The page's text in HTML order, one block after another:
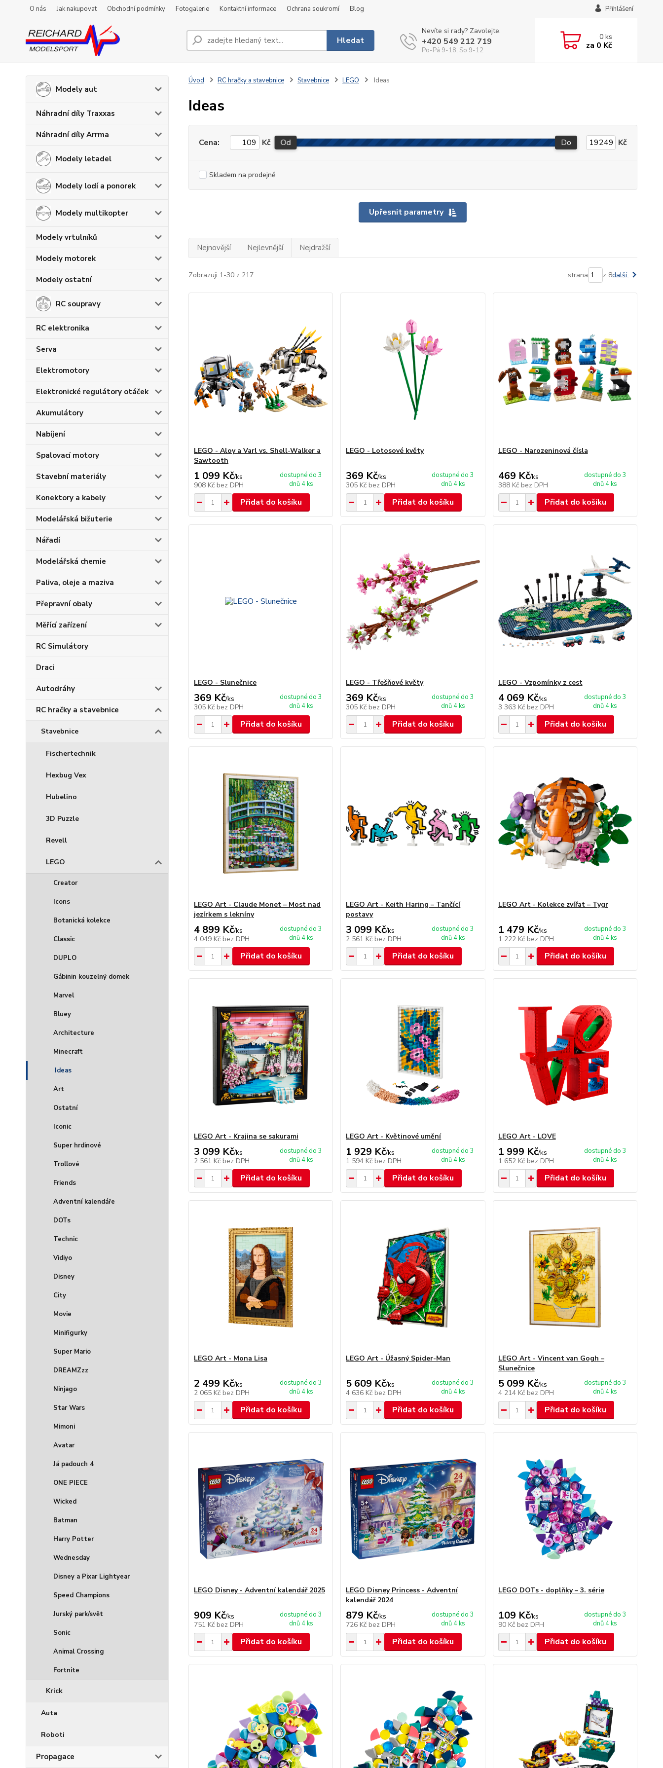
O nás Jak nakupovat Obchodní podmínky Fotogalerie Kontaktní informace Ochrana soukromí Blog Přihlášení
Hledat
Nevíte si rady? Zavolejte.
+420 549 212 719
Po-Pá 9-18, So 9-12
0ks
za 0 Kč
Modely aut
Náhradní díly Traxxas
Náhradní díly Arrma
Modely letadel
Modely lodí a ponorek
Modely multikopter
Modely vrtulníků
Modely motorek
Modely ostatní
RC soupravy
RC elektronika
Serva
Elektromotory
Elektronické regulátory otáček
Akumulátory
Nabíjení
Spalovací motory
Stavební materiály
Konektory a kabely
Modelářská bižuterie
Nářadí
Modelářská chemie
Paliva, oleje a maziva
Přepravní obaly
Měřící zařízení
RC Simulátory
Draci
Autodráhy
RC hračky a stavebnice
Stavebnice
Fischertechnik
Hexbug Vex
Hubelino
3D Puzzle
Revell
LEGO
Creator
Icons
Botanická kolekce
Classic
DUPLO
Gábinin kouzelný domek
Marvel
Bluey
Architecture
Minecraft
Ideas
Art
Ostatní
Iconic
Super hrdinové
Trollové
Friends
Adventní kalendáře
DOTs
Technic
Vidiyo
Disney
City
Movie
Minifigurky
Super Mario
DREAMZzz
Ninjago
Star Wars
Mimoni
Avatar
Já padouch 4
ONE PIECE
Wicked
Batman
Harry Potter
Wednesday
Disney a Pixar Lightyear
Speed Champions
Jurský park/svět
Sonic
Animal Crossing
Fortnite
Krick
Auta
Roboti
Propagace
Úvod RC hračky a stavebnice Stavebnice LEGO Ideas
Ideas
Upřesnit parametry
Cena: Kč Od Do Kč
Skladem na prodejně
Nejnovější Nejlevnější Nejdražší
Zobrazuji 1-30 z 217 strana z 8další
LEGO - Aloy a Varl vs. Shell-Walker a
Sawtooth
1 099 Kč/ks
908 Kč bez DPH
dostupné do 3
dnů 4 ks
Přidat do košíku
LEGO - Lotosové květy
369 Kč/ks
305 Kč bez DPH
dostupné do 3
dnů 4 ks
Přidat do košíku
LEGO - Narozeninová čísla
469 Kč/ks
388 Kč bez DPH
dostupné do 3
dnů 4 ks
Přidat do košíku
LEGO - Slunečnice
369 Kč/ks
305 Kč bez DPH
dostupné do 3
dnů 4 ks
Přidat do košíku
LEGO - Třešňové květy
369 Kč/ks
305 Kč bez DPH
dostupné do 3
dnů 4 ks
Přidat do košíku
LEGO - Vzpomínky z cest
4 069 Kč/ks
3 363 Kč bez DPH
dostupné do 3
dnů 4 ks
Přidat do košíku
LEGO Art - Claude Monet – Most nad
jezírkem s lekníny
4 899 Kč/ks
4 049 Kč bez DPH
dostupné do 3
dnů 4 ks
Přidat do košíku
LEGO Art - Keith Haring – Tančící
postavy
3 099 Kč/ks
2 561 Kč bez DPH
dostupné do 3
dnů 4 ks
Přidat do košíku
LEGO Art - Kolekce zvířat – Tygr
1 479 Kč/ks
1 222 Kč bez DPH
dostupné do 3
dnů 4 ks
Přidat do košíku
LEGO Art - Krajina se sakurami
3 099 Kč/ks
2 561 Kč bez DPH
dostupné do 3
dnů 4 ks
Přidat do košíku
LEGO Art - Květinové umění
1 929 Kč/ks
1 594 Kč bez DPH
dostupné do 3
dnů 4 ks
Přidat do košíku
LEGO Art - LOVE
1 999 Kč/ks
1 652 Kč bez DPH
dostupné do 3
dnů 4 ks
Přidat do košíku
LEGO Art - Mona Lisa
2 499 Kč/ks
2 065 Kč bez DPH
dostupné do 3
dnů 4 ks
Přidat do košíku
LEGO Art - Úžasný Spider-Man
5 609 Kč/ks
4 636 Kč bez DPH
dostupné do 3
dnů 4 ks
Přidat do košíku
LEGO Art - Vincent van Gogh –
Slunečnice
5 099 Kč/ks
4 214 Kč bez DPH
dostupné do 3
dnů 4 ks
Přidat do košíku
LEGO Disney - Adventní kalendář 2025
909 Kč/ks
751 Kč bez DPH
dostupné do 3
dnů 4 ks
Přidat do košíku
LEGO Disney Princess - Adventní
kalendář 2024
879 Kč/ks
726 Kč bez DPH
dostupné do 3
dnů 4 ks
Přidat do košíku
LEGO DOTs - doplňky – 3. série
109 Kč/ks
90 Kč bez DPH
dostupné do 3
dnů 4 ks
Přidat do košíku